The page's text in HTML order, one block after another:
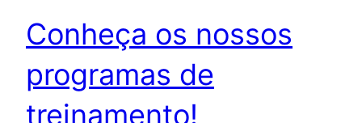
Conheça os nossos
programas de
treinamento!